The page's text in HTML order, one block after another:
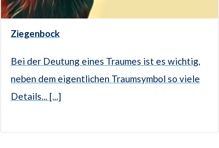
Ziegenbock
Bei der Deutung eines Traumes ist es wichtig,
neben dem eigentlichen Traumsymbol so viele
Details... [...]